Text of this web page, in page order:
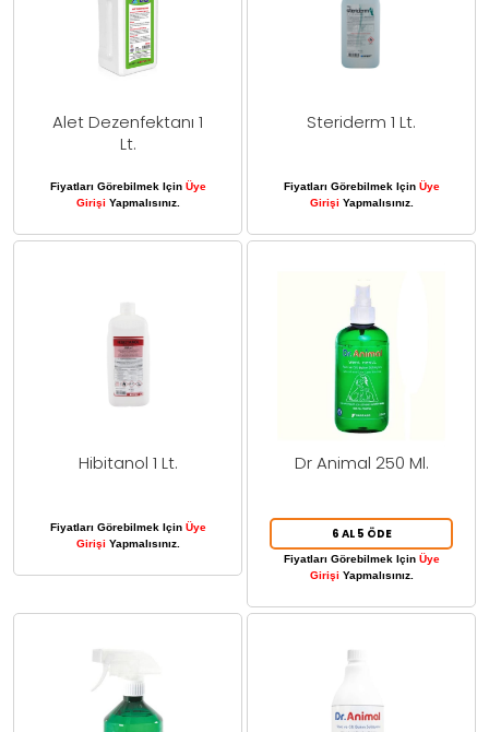
Alet Dezenfektanı 1
Lt.
Fiyatları Görebilmek Için Üye
Girişi Yapmalısınız.
Steriderm 1 Lt.
Fiyatları Görebilmek Için Üye
Girişi Yapmalısınız.
Hibitanol 1 Lt.
Fiyatları Görebilmek Için Üye
Girişi Yapmalısınız.
Dr Animal 250 Ml.
6 AL 5 ÖDE
Fiyatları Görebilmek Için Üye
Girişi Yapmalısınız.